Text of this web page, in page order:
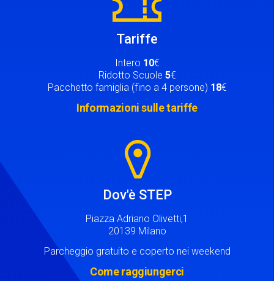
Tariffe
Intero 10€
Ridotto Scuole 5€
Pacchetto famiglia (fino a 4 persone) 18€
Informazioni sulle tariffe
Dov'è STEP
Piazza Adriano Olivetti,1
20139 Milano
Parcheggio gratuito e coperto nei weekend
Come raggiungerci